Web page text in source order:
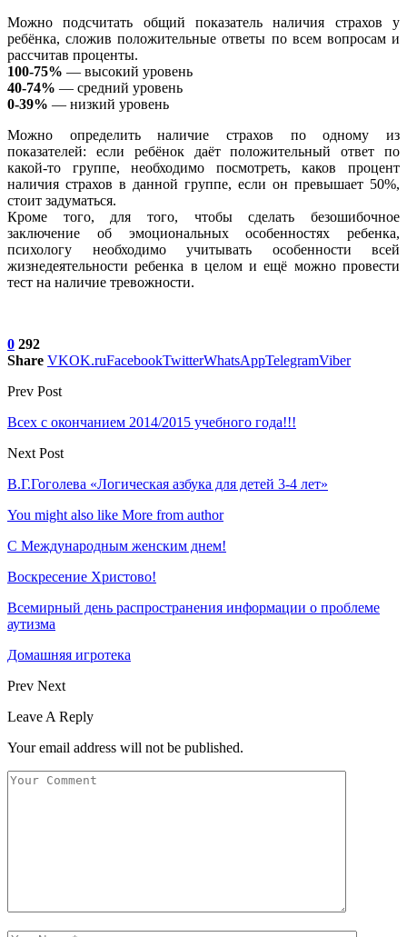
Можно подсчитать общий показатель наличия страхов у
ребёнка, сложив положительные ответы по всем вопросам и
рассчитав проценты.
100-75% — высокий уровень
40-74% — средний уровень
0-39% — низкий уровень
Можно определить наличие страхов по одному из
показателей: если ребёнок даёт положительный ответ по
какой-то группе, необходимо посмотреть, каков процент
наличия страхов в данной группе, если он превышает 50%,
стоит задуматься.
Кроме того, для того, чтобы сделать безошибочное
заключение об эмоциональных особенностях ребенка,
психологу необходимо учитывать особенности всей
жизнедеятельности ребенка в целом и ещё можно провести
тест на наличие тревожности.
0 292
Share VKOK.ruFacebookTwitterWhatsAppTelegramViber
Prev Post
Всех с окончанием 2014/2015 учебного года!!!
Next Post
В.Г.Гоголева «Логическая азбука для детей 3-4 лет»
You might also like More from author
С Международным женским днем!
Воскресение Xристово!
Всемирный день распространения информации о проблеме
аутизма
Домашняя игротека
Prev Next
Leave A Reply
Your email address will not be published.